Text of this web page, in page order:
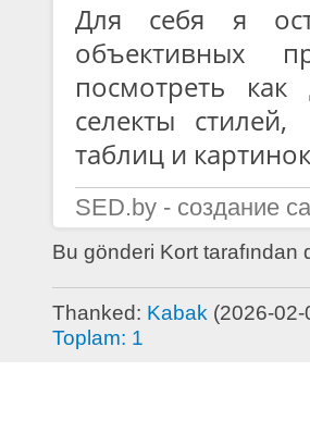
Для себя я
объективных
посмотреть
селекты
таблиц и
SED.by - создание
Bu gönderi Kort
Thanked: Kabak (2026-02-
Toplam: 1